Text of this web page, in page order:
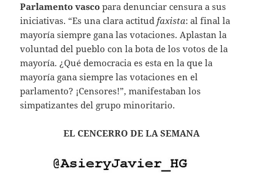
Parlamento vasco para denunciar censura a sus
iniciativas. “Es una clara actitudfaxista: al final la
mayoría siempre gana las votaciones. Aplastan la
voluntad del pueblo con la bota de los votos de la
mayoría. ¿Qué democracia es esta en la que la
mayoría gana siempre las votaciones en el
parlamento? ¡Censores!”, manifestaban los
simpatizantes del grupo minoritario.
EL CENCERRO DE LA SEMANA